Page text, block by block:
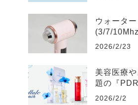
ウォータ
(3/7/
2026/2/23
美容医療
題の『
2026/2/2